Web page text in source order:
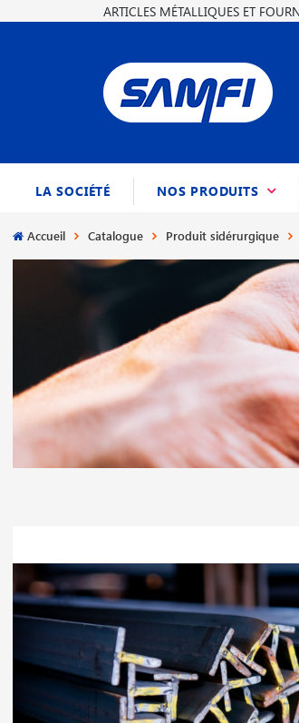
ARTICLES MÉTALLIQUES ET
LA SOCIÉTÉ NOS PRODUITS
Accueil Catalogue Produit sidérurgique